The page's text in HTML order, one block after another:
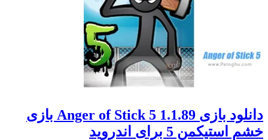
دانلود بازی Anger of Stick 5 1.1.89 بازی
خشم استیکمن 5 برای اندروید